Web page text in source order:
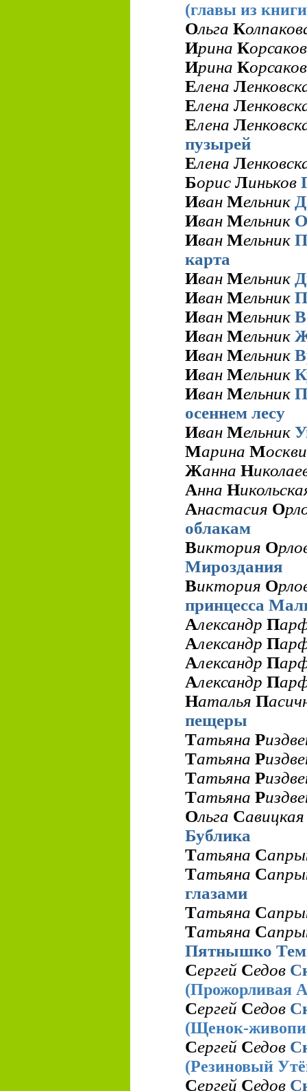
(главы из
Ольга К
Ирина К
Ирина К
Елена Л
Елена Л
Елена Л
пузырей
Елена Л
Борис Линьков
Иван Мельник
Иван Мельник
Иван Мельник
карта
Иван Мельник
Иван Мельник
Иван Мельник
Иван Мельник
Иван Мельник
Иван Мельник
Иван Мельник
осеннем лесу
Иван Мельник
Марина М
Жанна Н
Анна Н
Анастасия О
облакам
Виктория О
Мироздания
Виктория О
принцесса
Александр П
Александр П
Александр П
Александр П
Наталья П
пещеры
Татьяна Р
Татьяна Р
Татьяна Р
Татьяна Р
Ольга С
Бублика
Татьяна С
Татьяна С
глазами
Татьяна С
Татьяна С
Пятнышко
Сергей Седов
(Прожорливая
Сергей Седов
(Щенок-
Сергей Седов
(Резиновый
Сергей Седов